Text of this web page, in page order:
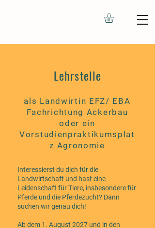
Lehrstelle
als Landwirtin EFZ/ EBA
Fachrichtung Ackerbau
oder ein
Vorstudienpraktikumsplat
z Agronomie
Interessierst du dich für die
Landwirtschaft und hast eine
Leidenschaft für Tiere, insbesondere für
Pferde und die Pferdezucht? Dann
suchen wir genau dich!
Ab dem 1. August 2027 und in den